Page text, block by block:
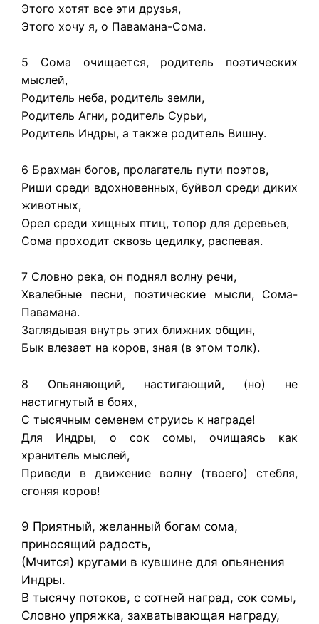
Этого хотят все эти друзья,
Этого хочу я, о Павамана-Сома.
5 Сома очищается, родитель поэтических
мыслей,
Родитель неба, родитель земли,
Родитель Агни, родитель Сурьи,
Родитель Индры, а также родитель Вишну.
6 Брахман богов, пролагатель пути поэтов,
Риши среди вдохновенных, буйвол среди диких
животных,
Орел среди хищных птиц, топор для деревьев,
Сома проходит сквозь цедилку, распевая.
7 Словно река, он поднял волну речи,
Хвалебные песни, поэтические мысли, Сома-
Павамана.
Заглядывая внутрь этих ближних общин,
Бык влезает на коров, зная (в этом толк).
8 Опьяняющий, настигающий, (но) не
настигнутый в боях,
С тысячным семенем струись к награде!
Для Индры, о сок сомы, очищаясь как
хранитель мыслей,
Приведи в движение волну (твоего) стебля,
сгоняя коров!
9 Приятный, желанный богам сома,
приносящий радость,
(Мчится) кругами в кувшине для опьянения
Индры.
В тысячу потоков, с сотней наград, сок сомы,
Словно упряжка, захватывающая награду,